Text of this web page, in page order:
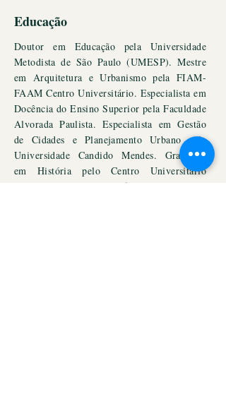
Educação
Doutor em Educação pela Universidade
Metodista de São Paulo (UMESP). Mestre
em Arquitetura e Urbanismo pela FIAM-
FAAM Centro Universitário. Especialista em
Docência do Ensino Superior pela Faculdade
Alvorada Paulista. Especialista em Gestão
de Cidades e Planejamento Urbano pela
Universidade Candido Mendes. Graduado
em História pelo Centro Universitário
Assunção. Jornalista profissional com Mtb